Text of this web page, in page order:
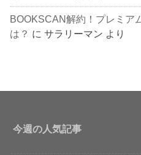
BOOKSCAN解約！プレミア
は？ にサラリーマン より
今週の人気記事